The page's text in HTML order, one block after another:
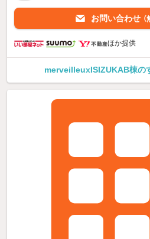
お問い合わせ （
ほか提供
merveilleuxISIZUKAB棟の